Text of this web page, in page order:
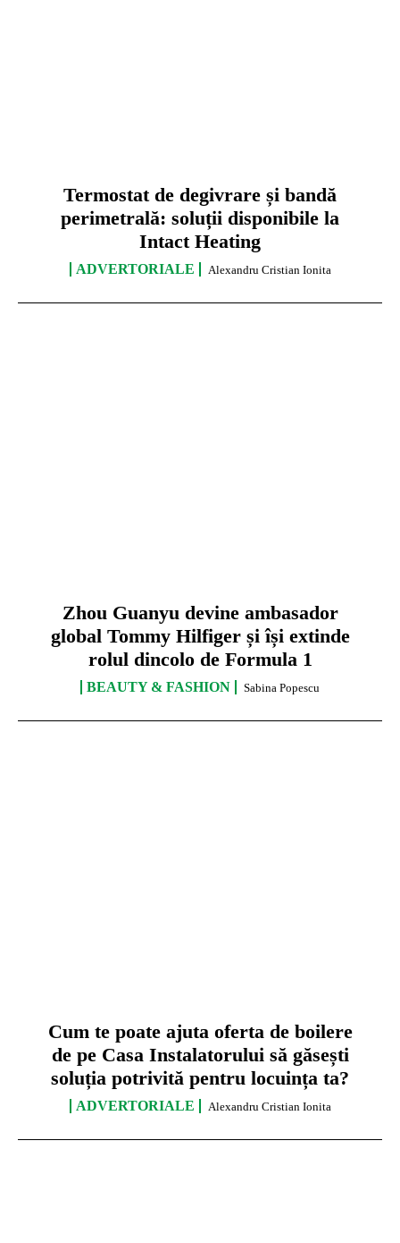
Termostat de degivrare și bandă
perimetrală: soluții disponibile la
Intact Heating
ADVERTORIALE Alexandru Cristian Ionita
Zhou Guanyu devine ambasador
global Tommy Hilfiger și își extinde
rolul dincolo de Formula 1
BEAUTY & FASHION Sabina Popescu
Cum te poate ajuta oferta de boilere
de pe Casa Instalatorului să găsești
soluția potrivită pentru locuința ta?
ADVERTORIALE Alexandru Cristian Ionita